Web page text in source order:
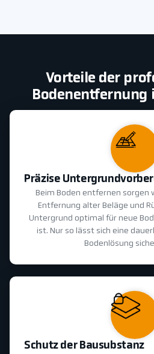
Vorteile der
Bodenentfernung
Präzise
Beim Boden entfernen sorgen
Entfernung alter Beläge und
Untergrund optimal für neue
ist. Nur so lässt sich eine
Bodenlösung
Schutz der Bausubstanz